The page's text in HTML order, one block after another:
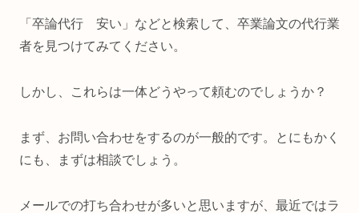
「卒論代行 安い」などと検索して、卒業論文の代行業
者を見つけてみてください。
しかし、これらは一体どうやって頼むのでしょうか？
まず、お問い合わせをするのが一般的です。とにもかく
にも、まずは相談でしょう。
メールでの打ち合わせが多いと思いますが、最近ではラ